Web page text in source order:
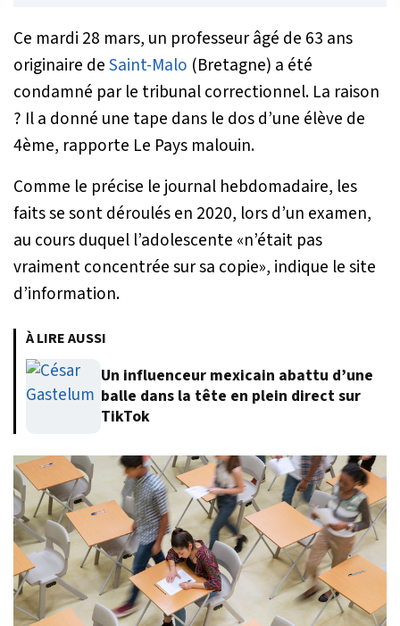
Ce mardi 28 mars, un professeur âgé de 63 ans
originaire deSaint-Malo (Bretagne) a été
condamné par le tribunal correctionnel. La raison
? Il a donné une tape dans le dos d’une élève de
4ème, rapporte Le Pays malouin.
Comme le précise le journal hebdomadaire, les
faits se sont déroulés en 2020, lors d’un examen,
au cours duquel l’adolescente «n’était pas
vraiment concentrée sur sa copie», indique le site
d’information.
À LIRE AUSSI
Un influenceur mexicain abattu d’une
balle dans la tête en plein direct sur
TikTok